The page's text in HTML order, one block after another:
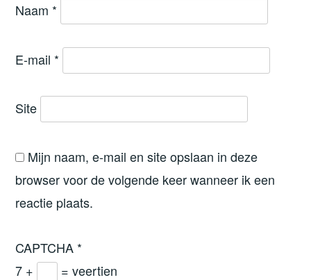
Naam *
E-mail *
Site
Mijn naam, e-mail en site opslaan in deze
browser voor de volgende keer wanneer ik een
reactie plaats.
CAPTCHA *
7 +
= veertien